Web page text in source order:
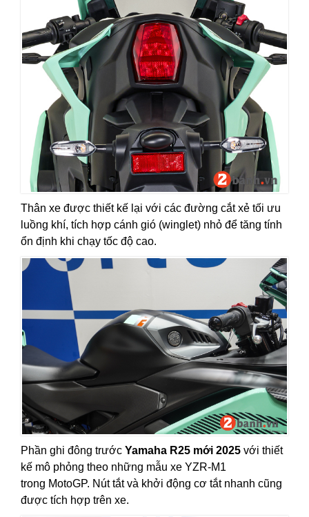
Thân xe được thiết kế lại với các đường cắt xẻ tối ưu
luồng khí, tích hợp cánh gió (winglet) nhỏ để tăng tính
ổn định khi chạy tốc độ cao.
Phần ghi đông trước Yamaha R25 mới 2025 với thiết
kế mô phỏng theo những mẫu xe YZR-M1
trong MotoGP. Nút tắt và khởi động cơ tắt nhanh cũng
được tích hợp trên xe.